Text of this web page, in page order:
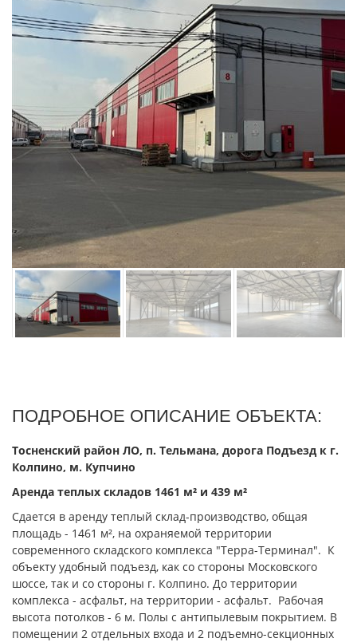
ПОДРОБНОЕ ОПИСАНИЕ ОБЪЕКТА:
Тосненский район ЛО, п. Тельмана, дорога Подъезд к г.
Колпино, м. Купчино
Аренда теплых складов 1461 м² и 439 м²
Сдается в аренду теплый склад-производство, общая
площадь - 1461 м², на охраняемой территории
современного складского комплекса "Терра-Терминал". К
объекту удобный подъезд, как со стороны Московского
шоссе, так и со стороны г. Колпино. До территории
комплекса - асфальт, на территории - асфальт. Рабочая
высота потолков - 6 м. Полы с антипылевым покрытием. В
помещении 2 отдельных входа и 2 подъемно-секционных